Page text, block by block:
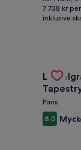
38 689 kr
7 738 kr
inklusive
Gallery
Le
Paris
8,0